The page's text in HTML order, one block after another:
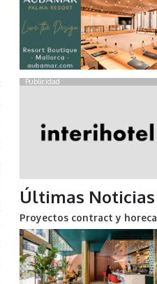
Publicidad
Últimas Noticias
Proyectos contract y horeca